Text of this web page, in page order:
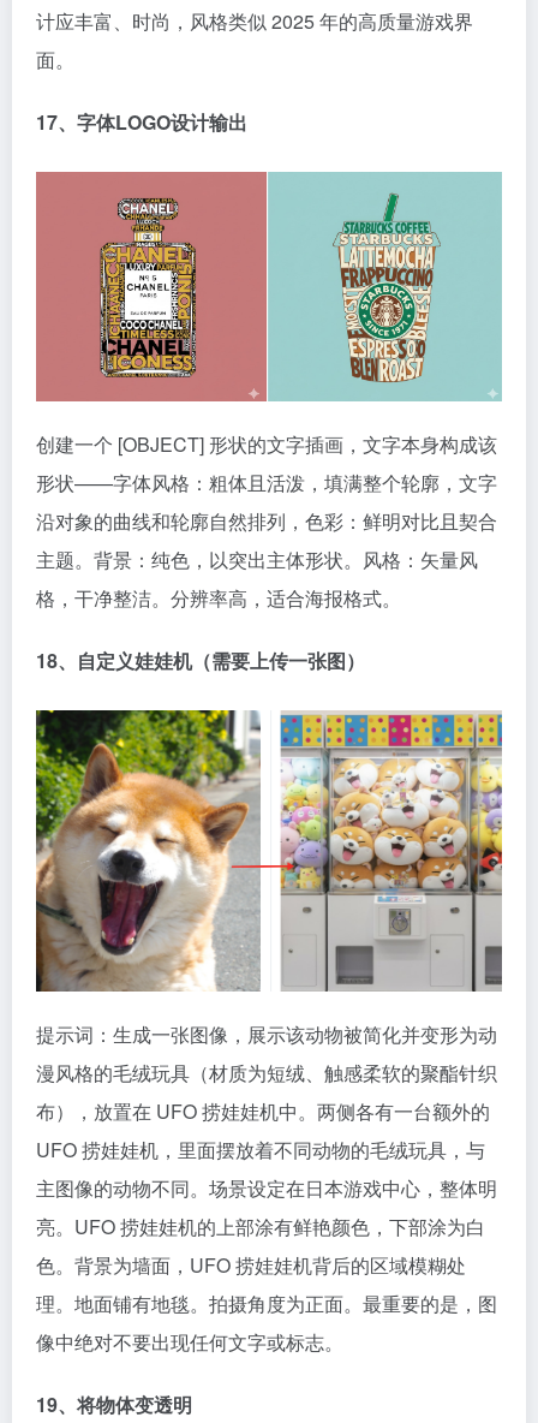
17、字体LOGO设计输出
创建一个 [OBJECT] 形状的文字插画，文字本身构成该
形状——字体风格：粗体且活泼，填满整个轮廓，文字
沿对象的曲线和轮廓自然排列，色彩：鲜明对比且契合
主题。背景：纯色，以突出主体形状。风格：矢量风
格，干净整洁。分辨率高，适合海报格式。
18、自定义娃娃机（需要上传一张图）
提示词：生成一张图像，展示该动物被简化并变形为动
漫风格的毛绒玩具（材质为短绒、触感柔软的聚酯针织
布），放置在 UFO 捞娃娃机中。两侧各有一台额外的
UFO 捞娃娃机，里面摆放着不同动物的毛绒玩具，与
主图像的动物不同。场景设定在日本游戏中心，整体明
亮。UFO 捞娃娃机的上部涂有鲜艳颜色，下部涂为白
色。背景为墙面，UFO 捞娃娃机背后的区域模糊处
理。地面铺有地毯。拍摄角度为正面。最重要的是，图
像中绝对不要出现任何文字或标志。
19、将物体变透明